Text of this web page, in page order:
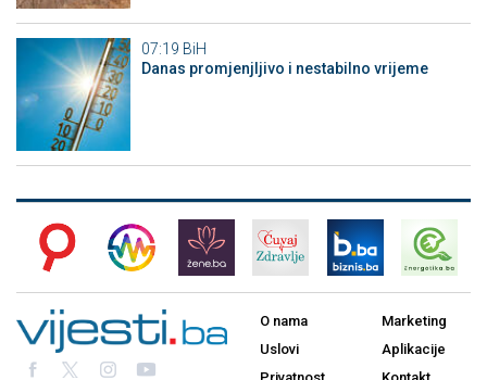
07:19 BiH
Danas promjenjljivo i nestabilno vrijeme
O nama
Uslovi
Marketing
Aplikacije